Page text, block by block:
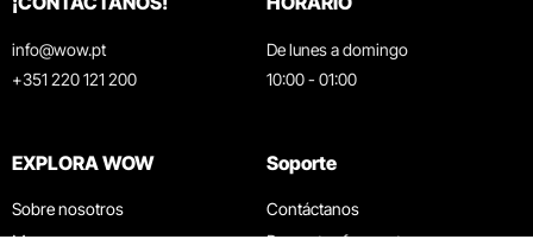
info@wow.pt
+351 220 121 200
De lunes a domingo
10:00 - 01:00
EXPLORA WOW
Sobre nosotros
Museos
Soporte
Contáctanos
Preguntas frecuentes